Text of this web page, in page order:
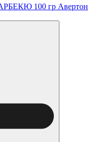
100 гр Авертон